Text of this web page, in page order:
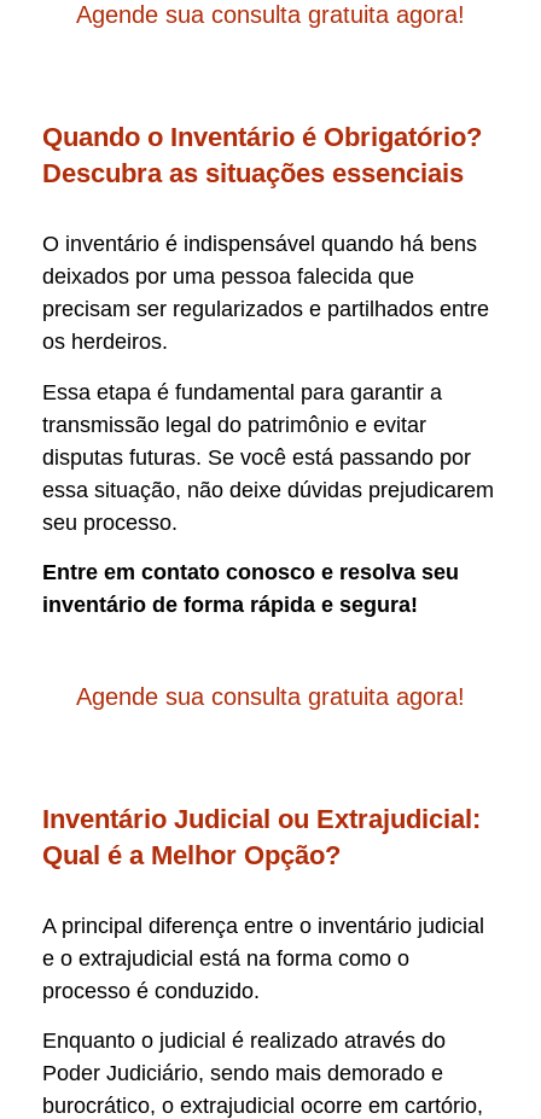
Agende sua consulta gratuita agora!
Quando o Inventário é Obrigatório?
Descubra as situações essenciais
O inventário é indispensável quando há bens
deixados por uma pessoa falecida que
precisam ser regularizados e partilhados entre
os herdeiros.
Essa etapa é fundamental para garantir a
transmissão legal do patrimônio e evitar
disputas futuras. Se você está passando por
essa situação, não deixe dúvidas prejudicarem
seu processo.
Entre em contato conosco e resolva seu
inventário de forma rápida e segura!
Agende sua consulta gratuita agora!
Inventário Judicial ou Extrajudicial:
Qual é a Melhor Opção?
A principal diferença entre o inventário judicial
e o extrajudicial está na forma como o
processo é conduzido.
Enquanto o judicial é realizado através do
Poder Judiciário, sendo mais demorado e
burocrático, o extrajudicial ocorre em cartório,